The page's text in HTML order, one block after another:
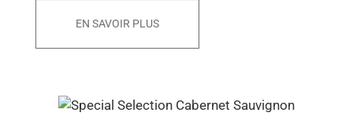
EN SAVOIR PLUS